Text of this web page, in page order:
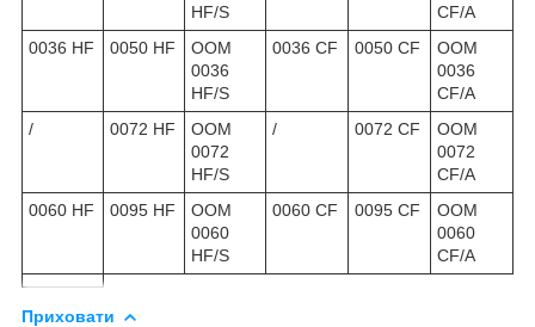
HF/S
CF/A
0036 HF
0050 HF
OOM
0036
HF/S
0036 CF 0050 CF
OOM
0036
CF/A
/
0072 HF
OOM
0072
HF/S
/ 0072 CF
OOM
0072
CF/A
0060 HF
0095 HF
OOM
0060
HF/S
0060 CF 0095 CF
OOM
0060
CF/A
Приховати